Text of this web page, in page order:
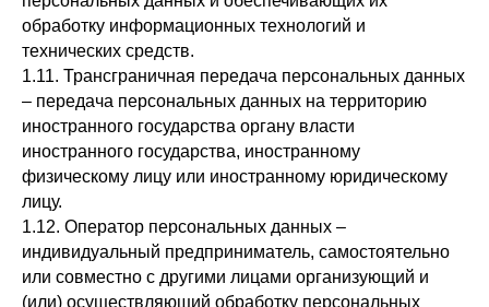
обработку информационных технологий и
технических средств.
1.11. Трансграничная передача персональных данных
– передача персональных данных на территорию
иностранного государства органу власти
иностранного государства, иностранному
физическому лицу или иностранному юридическому
лицу.
1.12. Оператор персональных данных –
индивидуальный предприниматель, самостоятельно
или совместно с другими лицами организующий и
(или) осуществляющий обработку персональных